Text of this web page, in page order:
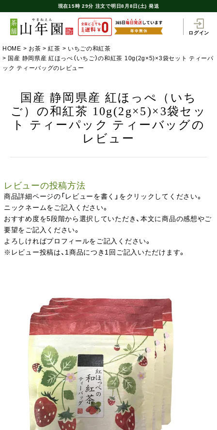
現在15時 29分 注文で明日8月8日(土) 発送
ログイン
HOME お茶 紅茶
いちごの和紅茶
国産 静岡県産 紅ほっぺ（いちご）の和紅茶 10g(2g×5)×3袋セット ティーパ
ック ティーバッグのレビュー
国産 静岡県産 紅ほっぺ（いち
ご）の和紅茶 10g(2g×5)×3袋セッ
ト ティーパック ティーバッグの
レビュー
レビューの投稿方法
商品詳細ページの「レビューを書く」をクリックしてください。
ニックネームをご記入ください。
おすすめ度を5段階から選択していただき、本文に商品の感想やご
要望をご記入ください。
よろしければプロフィールをご記入ください。
※レビュー投稿は、1商品につき1回ご記入いただけます。